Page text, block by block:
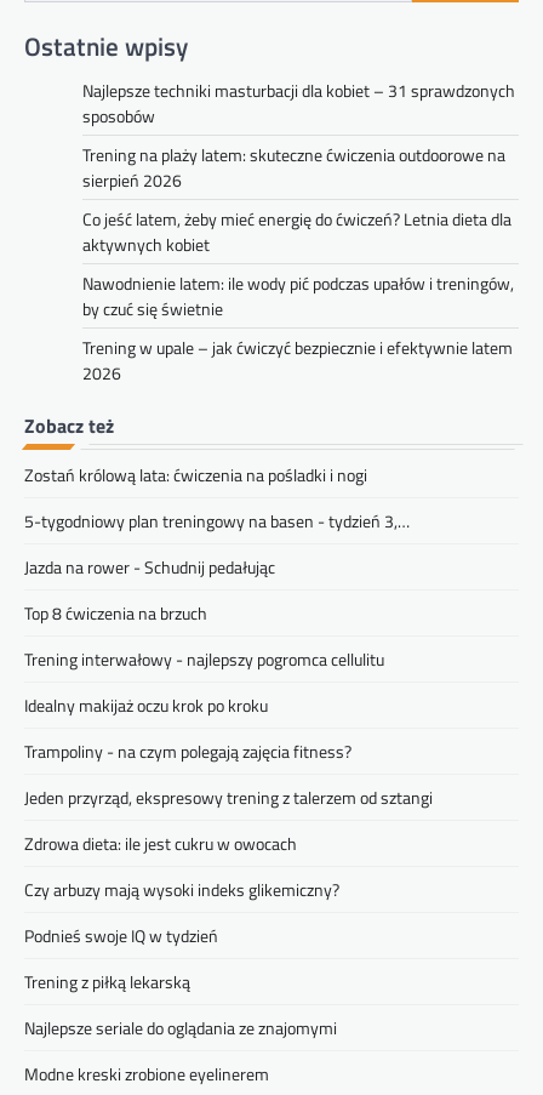
Ostatnie wpisy
Najlepsze techniki masturbacji dla kobiet – 31 sprawdzonych
sposobów
Trening na plaży latem: skuteczne ćwiczenia outdoorowe na
sierpień 2026
Co jeść latem, żeby mieć energię do ćwiczeń? Letnia dieta dla
aktywnych kobiet
Nawodnienie latem: ile wody pić podczas upałów i treningów,
by czuć się świetnie
Trening w upale – jak ćwiczyć bezpiecznie i efektywnie latem
2026
Zobacz też
Zostań królową lata: ćwiczenia na pośladki i nogi
5-tygodniowy plan treningowy na basen - tydzień 3,…
Jazda na rower - Schudnij pedałując
Top 8 ćwiczenia na brzuch
Trening interwałowy - najlepszy pogromca cellulitu
Idealny makijaż oczu krok po kroku
Trampoliny - na czym polegają zajęcia fitness?
Jeden przyrząd, ekspresowy trening z talerzem od sztangi
Zdrowa dieta: ile jest cukru w owocach
Czy arbuzy mają wysoki indeks glikemiczny?
Podnieś swoje IQ w tydzień
Trening z piłką lekarską
Najlepsze seriale do oglądania ze znajomymi
Modne kreski zrobione eyelinerem